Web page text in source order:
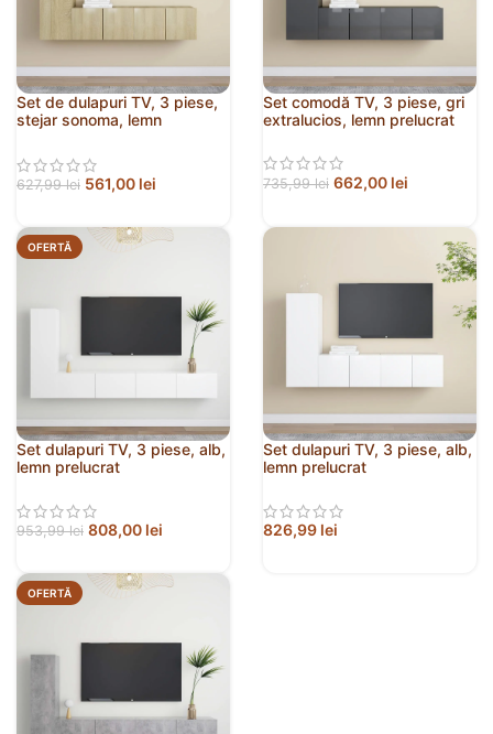
Set de dulapuri TV, 3 piese,
stejar sonoma, lemn
627,99lei 561,00 lei
Set comodă TV, 3 piese, gri
extralucios, lemn prelucrat
735,99lei 662,00 lei
OFERTĂ
Set dulapuri TV, 3 piese, alb,
lemn prelucrat
953,99lei 808,00 lei
Set dulapuri TV, 3 piese, alb,
lemn prelucrat
826,99 lei
OFERTĂ